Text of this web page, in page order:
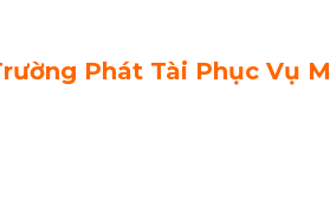
Phát Tài Phục Vụ